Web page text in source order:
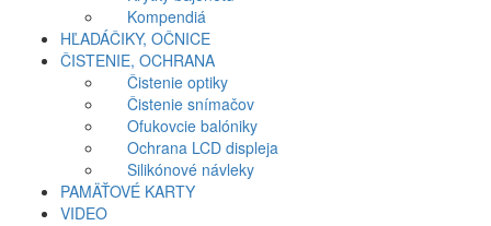
Kompendiá
HĽADÁČIKY, OČNICE
ČISTENIE, OCHRANA
Čistenie optiky
Čistenie snímačov
Ofukovcie balóniky
Ochrana LCD displeja
Silikónové návleky
PAMÄŤOVÉ KARTY
VIDEO